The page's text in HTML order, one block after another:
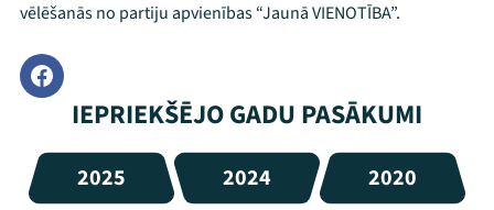
vēlēšanās no partiju apvienības “Jaunā VIENOTĪBA”.
IEPRIEKŠĒJO GADU PASĀKUMI
2025 2024 2020